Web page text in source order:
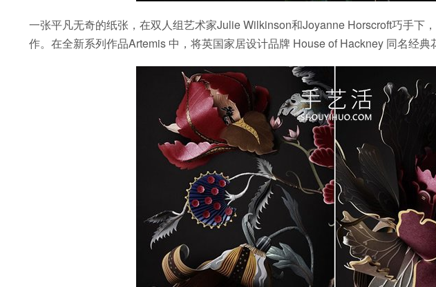
一张平凡无奇的纸张，在双人组艺术家Julie Wilkinson和Joyanne Horscroft巧手下
作。在全新系列作品Artemis 中，将英国家居设计品牌 House of Hackney 同名经